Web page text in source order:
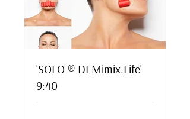
'SOLO ® DI Mimix.Life'
9:40